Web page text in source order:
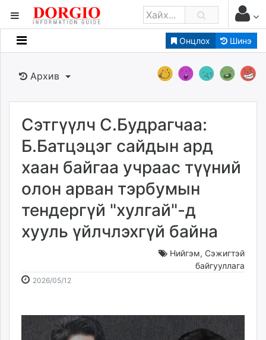
Онцлох Шинэ
Мэдээллийн
Банк санхүү
Бизнес ААН
Төрийн
Нийслэлийн
dorgio.mn
Gogo.mn
news.mn
zindaa.mn
ikon.mn
Eguur.mn
24tsag.mn
Архив
Сэтгүүлч С.Будрагчаа:
Б.Батцэцэг сайдын ард
хаан байгаа учраас түүний
олон арван тэрбумын
тендергүй "хулгай"-д
хууль үйлчлэхгүй байна
Нийгэм, Сэжигтэй
байгууллага
2026/05/12
10:31:23
08:35:10